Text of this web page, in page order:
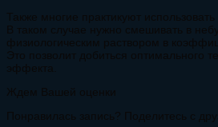
Также многие практикуют
В таком случае нужно смешивать в
физиологическим раствором в
Это позволит добиться оптимального
эффекта.
Ждем Вашей оценки
Понравилась запись? Поделитесь с